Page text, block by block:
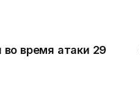
время атаки 29